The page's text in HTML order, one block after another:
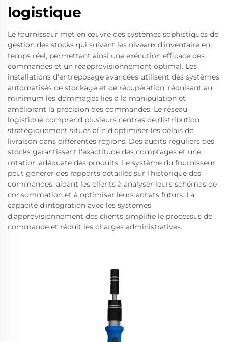
logistique
Le fournisseur met en œuvre des systèmes sophistiqués de
gestion des stocks qui suivent les niveaux d'inventaire en
temps réel, permettant ainsi une exécution efficace des
commandes et un réapprovisionnement optimal. Les
installations d'entreposage avancées utilisent des systèmes
automatisés de stockage et de récupération, réduisant au
minimum les dommages liés à la manipulation et
améliorant la précision des commandes. Le réseau
logistique comprend plusieurs centres de distribution
stratégiquement situés afin d'optimiser les délais de
livraison dans différentes régions. Des audits réguliers des
stocks garantissent l'exactitude des comptages et une
rotation adéquate des produits. Le système du fournisseur
peut générer des rapports détaillés sur l'historique des
commandes, aidant les clients à analyser leurs schémas de
consommation et à optimiser leurs achats futurs. La
capacité d'intégration avec les systèmes
d'approvisionnement des clients simplifie le processus de
commande et réduit les charges administratives.